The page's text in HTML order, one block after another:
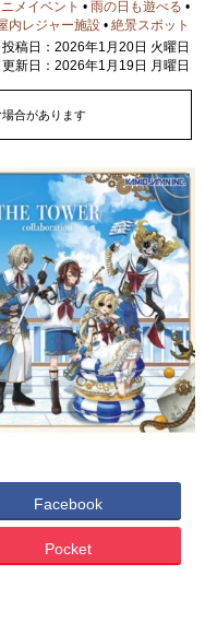
メイベント •雨の日も遊べる •
内レジャー施設 •絶景スポット
投稿日：2026年1月20日 火曜日
更新日：2026年1月19日 月曜日
合があります
Facebook
Pocket